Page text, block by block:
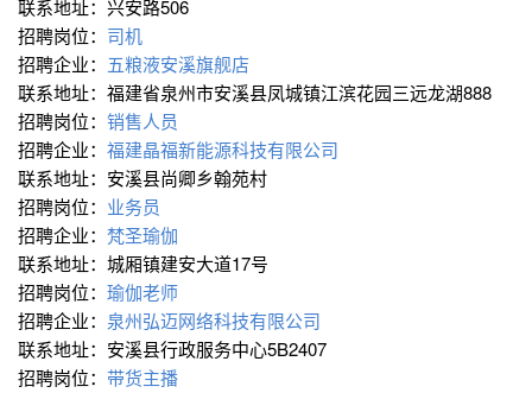
联系地址：兴安路506
招聘岗位： 司机
招聘企业： 五粮液安溪旗舰店
联系地址：福建省泉州市安溪县凤城镇江滨花园三远龙湖888
招聘岗位： 销售人员
招聘企业： 福建晶福新能源科技有限公司
联系地址：安溪县尚卿乡翰苑村
招聘岗位： 业务员
招聘企业： 梵圣瑜伽
联系地址：城厢镇建安大道17号
招聘岗位： 瑜伽老师
招聘企业： 泉州弘迈网络科技有限公司
联系地址：安溪县行政服务中心5B2407
招聘岗位： 带货主播